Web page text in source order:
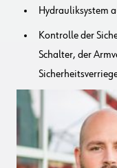
Hydrauliksystem
Kontrolle der
Schalter, der